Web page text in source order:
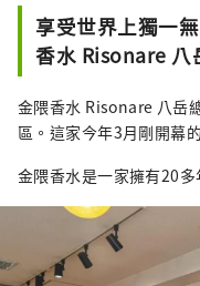
享受世界上獨一
香水 Risonare 八
金隈香水 Risonare 八岳
區。這家今年3月剛開幕
金隈香水是一家擁有20多